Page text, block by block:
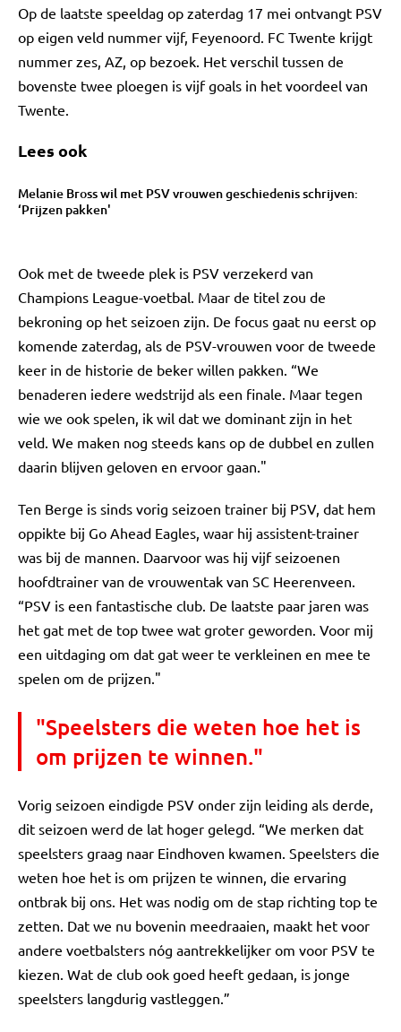
Op de laatste speeldag op zaterdag 17 mei ontvangt PSV
op eigen veld nummer vijf, Feyenoord. FC Twente krijgt
nummer zes, AZ, op bezoek. Het verschil tussen de
bovenste twee ploegen is vijf goals in het voordeel van
Twente.
Lees ook
Melanie Bross wil met PSV vrouwen geschiedenis schrijven:
‘Prijzen pakken'
Ook met de tweede plek is PSV verzekerd van
Champions League-voetbal. Maar de titel zou de
bekroning op het seizoen zijn. De focus gaat nu eerst op
komende zaterdag, als de PSV-vrouwen voor de tweede
keer in de historie de beker willen pakken. “We
benaderen iedere wedstrijd als een finale. Maar tegen
wie we ook spelen, ik wil dat we dominant zijn in het
veld. We maken nog steeds kans op de dubbel en zullen
daarin blijven geloven en ervoor gaan."
Ten Berge is sinds vorig seizoen trainer bij PSV, dat hem
oppikte bij Go Ahead Eagles, waar hij assistent-trainer
was bij de mannen. Daarvoor was hij vijf seizoenen
hoofdtrainer van de vrouwentak van SC Heerenveen.
“PSV is een fantastische club. De laatste paar jaren was
het gat met de top twee wat groter geworden. Voor mij
een uitdaging om dat gat weer te verkleinen en mee te
spelen om de prijzen."
"Speelsters die weten hoe het is
om prijzen te winnen."
Vorig seizoen eindigde PSV onder zijn leiding als derde,
dit seizoen werd de lat hoger gelegd. “We merken dat
speelsters graag naar Eindhoven kwamen. Speelsters die
weten hoe het is om prijzen te winnen, die ervaring
ontbrak bij ons. Het was nodig om de stap richting top te
zetten. Dat we nu bovenin meedraaien, maakt het voor
andere voetbalsters nóg aantrekkelijker om voor PSV te
kiezen. Wat de club ook goed heeft gedaan, is jonge
speelsters langdurig vastleggen.”